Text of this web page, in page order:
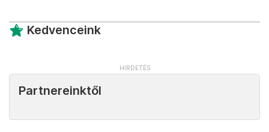
Kedvenceink
Partnereinktől